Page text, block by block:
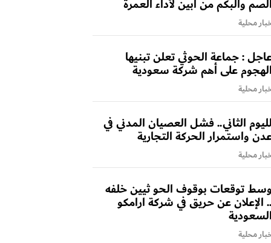
الصم والبكم من أبين لأداء العمرة
محلية
: جماعة الحوثي تعلن تبنيها
الهجوم على أهم شركة سعودية
محلية
لليوم الثاني.. فشل العصيان المدني في
واستمرار الحركة التجارية
محلية
وسط توقعات بوقوف الحو ثيين خلفه
.. الإعلان عن حريق في شركة ارامكو
السعودية
محلية